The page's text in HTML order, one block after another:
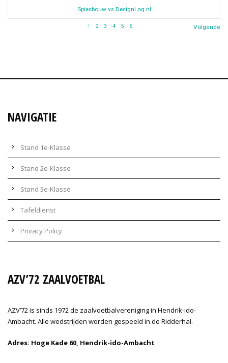
Spiesbouw vs DesignLog.nl
1 2 3 4 5 6 Volgende
NAVIGATIE
Stand 1e-Klasse
Stand 2e-Klasse
Stand 3e-Klasse
Tafeldienst
Privacy Policy
AZV’72 ZAALVOETBAL
AZV’72 is sinds 1972 de zaalvoetbalvereniging in Hendrik-ido-
Ambacht. Alle wedstrijden worden gespeeld in de Ridderhal.
Adres: Hoge Kade 60, Hendrik-ido-Ambacht